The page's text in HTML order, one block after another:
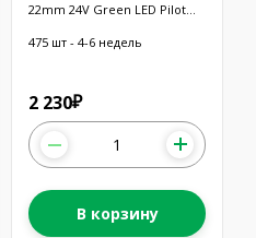
22mm 24V Green LED Pilot
475 шт - 4-6 недель
2 230₽
В корзину